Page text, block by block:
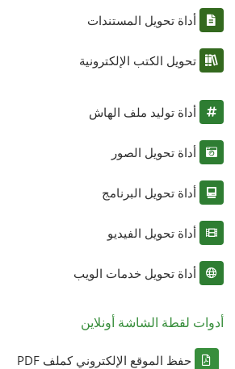
أداة تحويل المستندات
تحويل الكتب الإلكترونية
أداة توليد ملف الهاش
أداة تحويل الصور
أداة تحويل البرنامج
أداة تحويل الفيديو
أداة تحويل خدمات الويب
أدوات لقطة الشاشة أونلاين
حفظ الموقع الإلكتروني كملف PDF